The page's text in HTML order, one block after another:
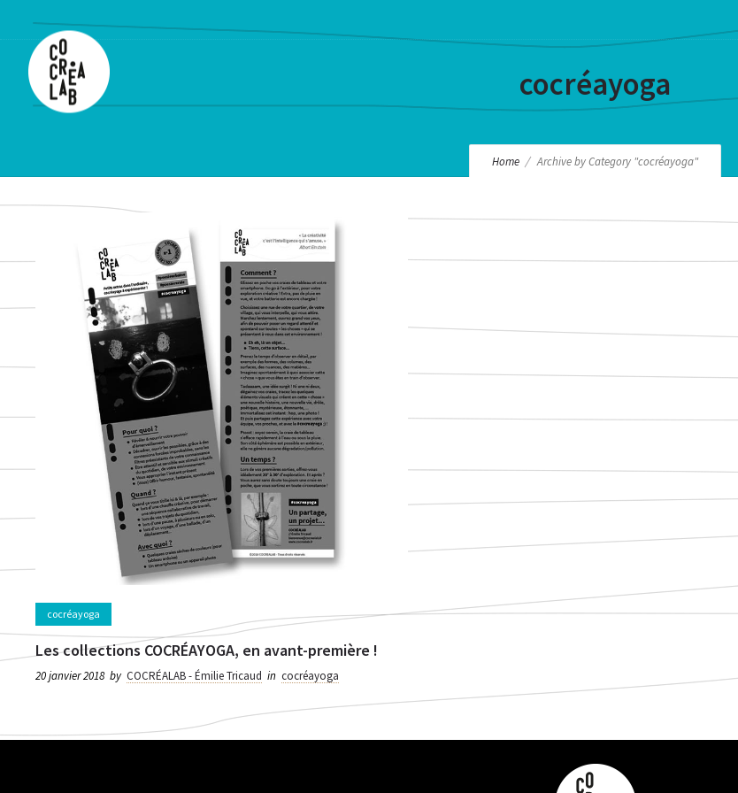
cocréayoga
Home Archive by Category "cocréayoga"
cocréayoga
Les collections COCRÉAYOGA, en avant-première !
20 janvier 2018 by COCRÉALAB - Émilie Tricaud in cocréayoga